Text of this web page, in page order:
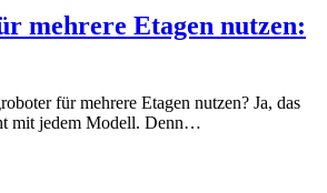
mehrere Etagen nutzen:
für mehrere Etagen nutzen? Ja, das
mit jedem Modell. Denn…